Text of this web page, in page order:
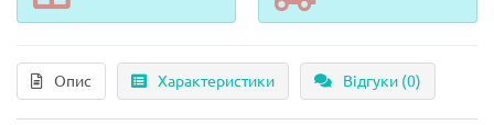
Опис Характеристики Відгуки (0)